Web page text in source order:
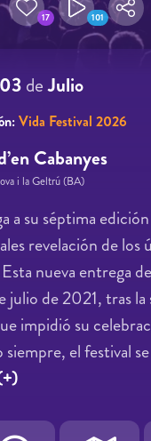
17 101
deJulio
Vida Festival 2026
Cabanyes
i la Geltrú (BA)
a su séptima
revelación de
nueva entrega
julio de 2021, tras
impidió su
el festival